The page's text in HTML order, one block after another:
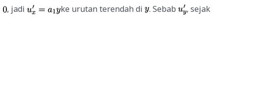
, jadi ke urutan terendah di . Sebab
, sejak